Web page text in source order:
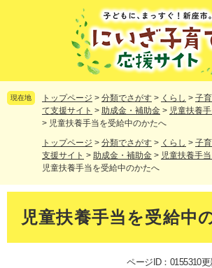
頭
で
飛
ば現在地 トップページ > 分類でさがす > くらし > 子
て支援サイト > 助成金・補助金 > 児童扶養
> 児童扶養手当を受給中のかたへ
トップページ > 分類でさがす > くらし > 子
支援サイト > 助成金・補助金 > 児童扶養手
児童扶養手当を受給中のかたへ
児童扶養手当を受給中
ページID：0155310更